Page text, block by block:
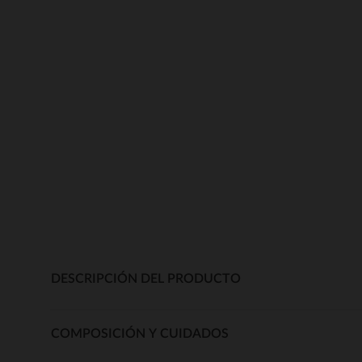
DESCRIPCIÓN DEL PRODUCTO
COMPOSICIÓN Y CUIDADOS